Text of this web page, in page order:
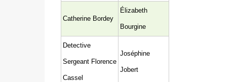
Catherine Bordey
Élizabeth
Bourgine
Detective
Sergeant Florence
Cassel
Joséphine
Jobert